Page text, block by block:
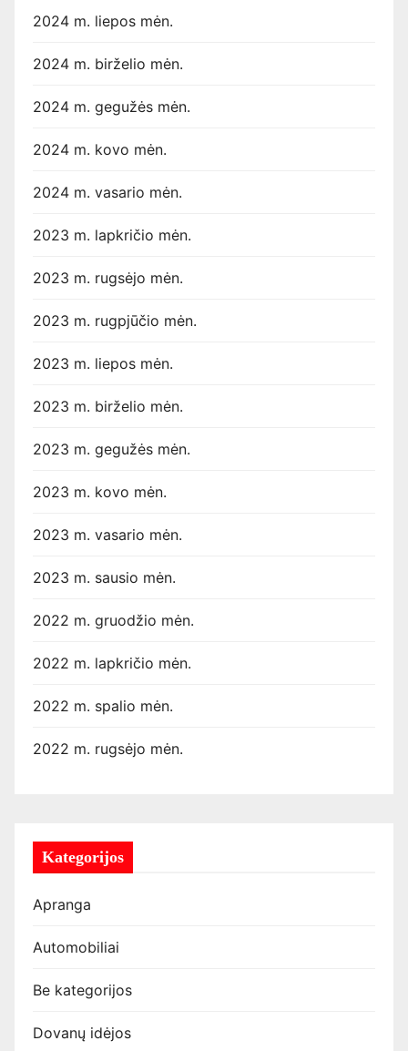
2024 m. liepos mėn.
2024 m. birželio mėn.
2024 m. gegužės mėn.
2024 m. kovo mėn.
2024 m. vasario mėn.
2023 m. lapkričio mėn.
2023 m. rugsėjo mėn.
2023 m. rugpjūčio mėn.
2023 m. liepos mėn.
2023 m. birželio mėn.
2023 m. gegužės mėn.
2023 m. kovo mėn.
2023 m. vasario mėn.
2023 m. sausio mėn.
2022 m. gruodžio mėn.
2022 m. lapkričio mėn.
2022 m. spalio mėn.
2022 m. rugsėjo mėn.
Kategorijos
Apranga
Automobiliai
Be kategorijos
Dovanų idėjos